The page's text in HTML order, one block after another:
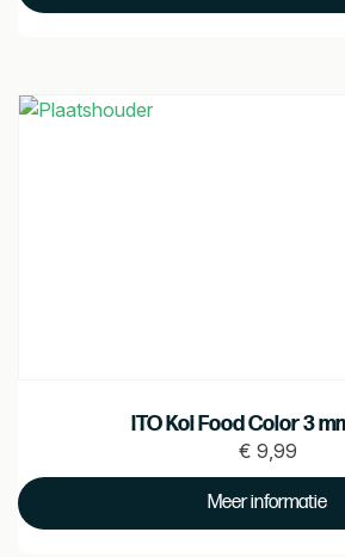
ITO Koi Food Color 3
€ 9,99
Prijs €
Meer informatie